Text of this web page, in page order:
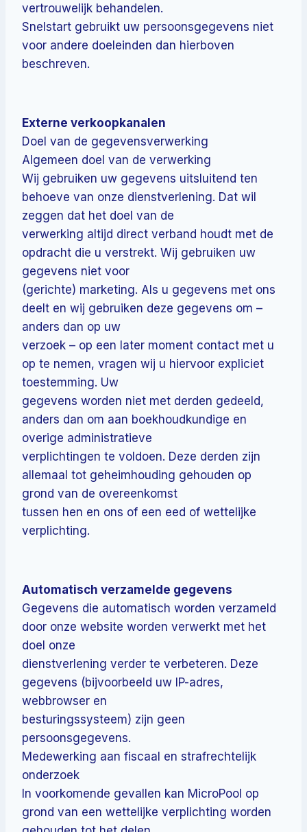
vertrouwelijk behandelen.
Snelstart gebruikt uw persoonsgegevens niet
voor andere doeleinden dan hierboven
beschreven.
Externe verkoopkanalen
Doel van de gegevensverwerking
Algemeen doel van de verwerking
Wij gebruiken uw gegevens uitsluitend ten
behoeve van onze dienstverlening. Dat wil
zeggen dat het doel van de
verwerking altijd direct verband houdt met de
opdracht die u verstrekt. Wij gebruiken uw
gegevens niet voor
(gerichte) marketing. Als u gegevens met ons
deelt en wij gebruiken deze gegevens om –
anders dan op uw
verzoek – op een later moment contact met u
op te nemen, vragen wij u hiervoor expliciet
toestemming. Uw
gegevens worden niet met derden gedeeld,
anders dan om aan boekhoudkundige en
overige administratieve
verplichtingen te voldoen. Deze derden zijn
allemaal tot geheimhouding gehouden op
grond van de overeenkomst
tussen hen en ons of een eed of wettelijke
verplichting.
Automatisch verzamelde gegevens
Gegevens die automatisch worden verzameld
door onze website worden verwerkt met het
doel onze
dienstverlening verder te verbeteren. Deze
gegevens (bijvoorbeeld uw IP-adres,
webbrowser en
besturingssysteem) zijn geen
persoonsgegevens.
Medewerking aan fiscaal en strafrechtelijk
onderzoek
In voorkomende gevallen kan MicroPool op
grond van een wettelijke verplichting worden